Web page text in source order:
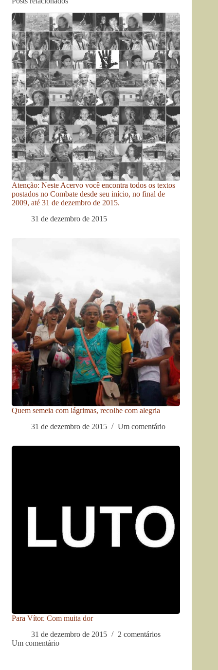
Atenção: Neste Acervo você encontra todos os textos
postados no Combate desde seu início, no final de
2009, até 31 de dezembro de 2015.
31 de dezembro de 2015
Quem semeia com lágrimas, recolhe com alegria
31 de dezembro de 2015
Um comentário
Para Vítor. Com muita dor
31 de dezembro de 2015
2 comentários
Um comentário